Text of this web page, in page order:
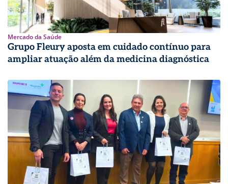
Mercado da Saúde
Grupo Fleury aposta em cuidado contínuo para
ampliar atuação além da medicina diagnóstica